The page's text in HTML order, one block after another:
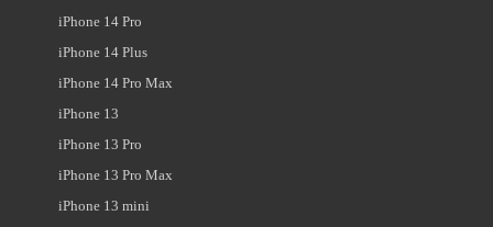
iPhone 14 Pro
iPhone 14 Plus
iPhone 14 Pro Max
iPhone 13
iPhone 13 Pro
iPhone 13 Pro Max
iPhone 13 mini